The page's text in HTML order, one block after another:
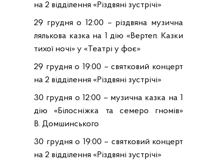
на 2 відділення «Різдвяні зустрічі»
29 грудня о 12:00 – різдвяна музична
лялькова казка на 1 дію «Вертеп. Казки
тихої ночі» у «Театрі у фоє»
29 грудня о 19:00 – святковий концерт
на 2 відділення «Різдвяні зустрічі»
30 грудня о 12:00 – музична казка на 1
дію «Білосніжка та семеро гномів»
В. Домшинського
30 грудня о 19:00 – святковий концерт
на 2 відділення «Різдвяні зустрічі»